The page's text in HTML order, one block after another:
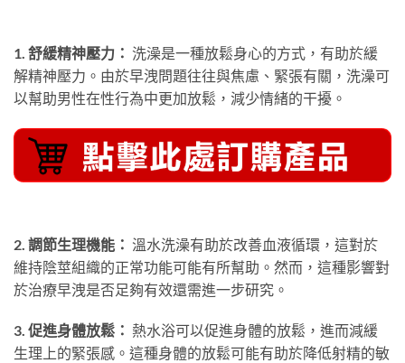
1. 舒緩精神壓力： 洗澡是一種放鬆身心的方式，有助於緩
解精神壓力。由於早洩問題往往與焦慮、緊張有關，洗澡可
以幫助男性在性行為中更加放鬆，減少情緒的干擾。
2. 調節生理機能： 溫水洗澡有助於改善血液循環，這對於
維持陰莖組織的正常功能可能有所幫助。然而，這種影響對
於治療早洩是否足夠有效還需進一步研究。
3. 促進身體放鬆： 熱水浴可以促進身體的放鬆，進而減緩
生理上的緊張感。這種身體的放鬆可能有助於降低射精的敏